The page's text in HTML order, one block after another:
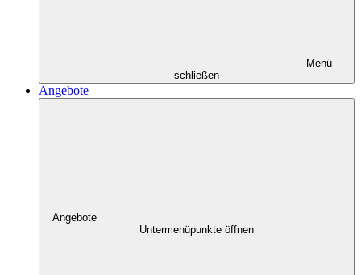
Menü
schließen
Angebote
Angebote
Untermenüpunkte öffnen